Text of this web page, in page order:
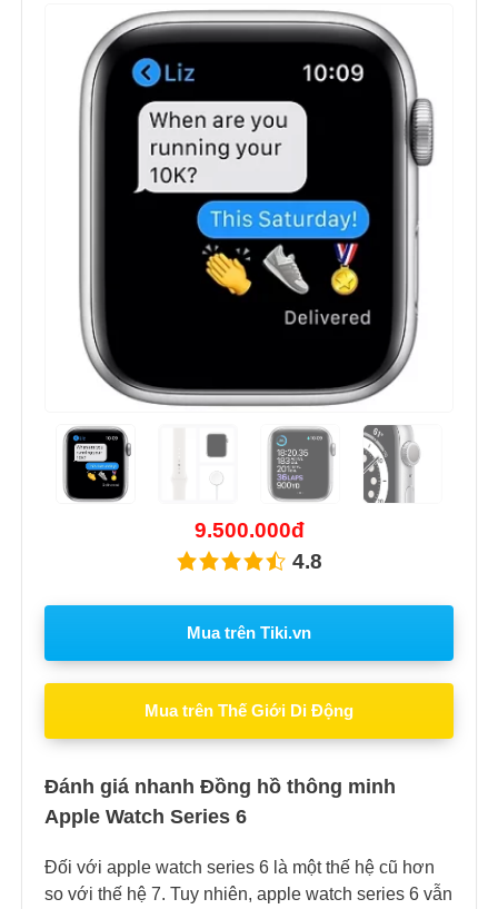
9.500.000đ
4.8
Mua trên Tiki.vn
Mua trên Thế Giới Di Động
Đánh giá nhanh Đồng hồ thông minh
Apple Watch Series 6
Đối với apple watch series 6 là một thế hệ cũ hơn
so với thế hệ 7. Tuy nhiên, apple watch series 6 vẫn